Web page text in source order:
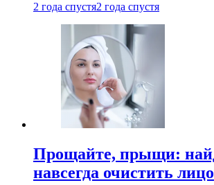
2 года спустя2 года спустя
Прощайте, прыщи:
навсегда очистить лицо